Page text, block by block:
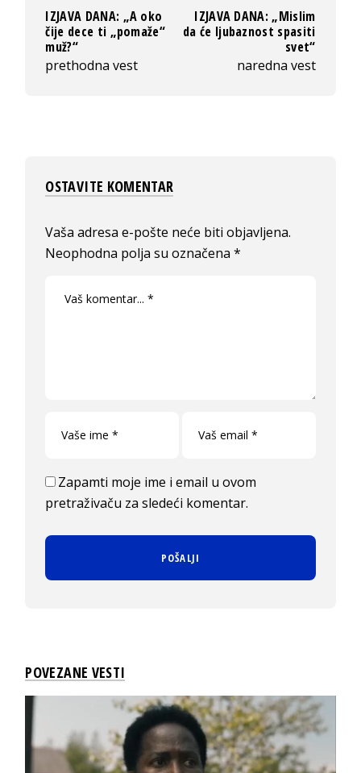
IZJAVA DANA: „A oko
čije dece ti „pomaže“
muž?“
prethodna vest
IZJAVA DANA: „Mislim
da će ljubaznost spasiti
svet“
naredna vest
OSTAVITE KOMENTAR
Vaša adresa e-pošte neće biti objavljena.
Neophodna polja su označena*
Zapamti moje ime i email u ovom
pretraživaču za sledeći komentar.
POVEZANE VESTI